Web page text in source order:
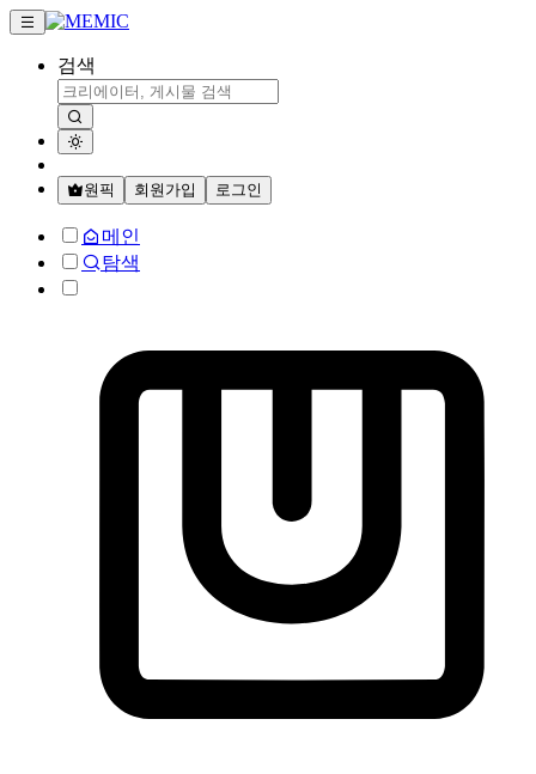
검색
원픽 회원가입 로그인
메인
탐색